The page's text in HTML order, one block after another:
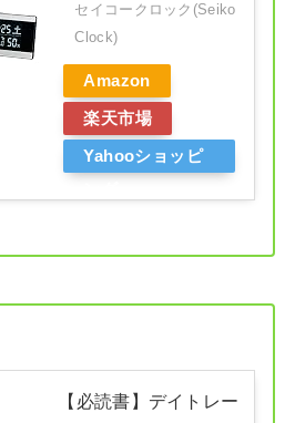
セイコークロック(Seiko
Clock)
Amazon
楽天市場
Yahooショッピ
【必読書】デイトレー